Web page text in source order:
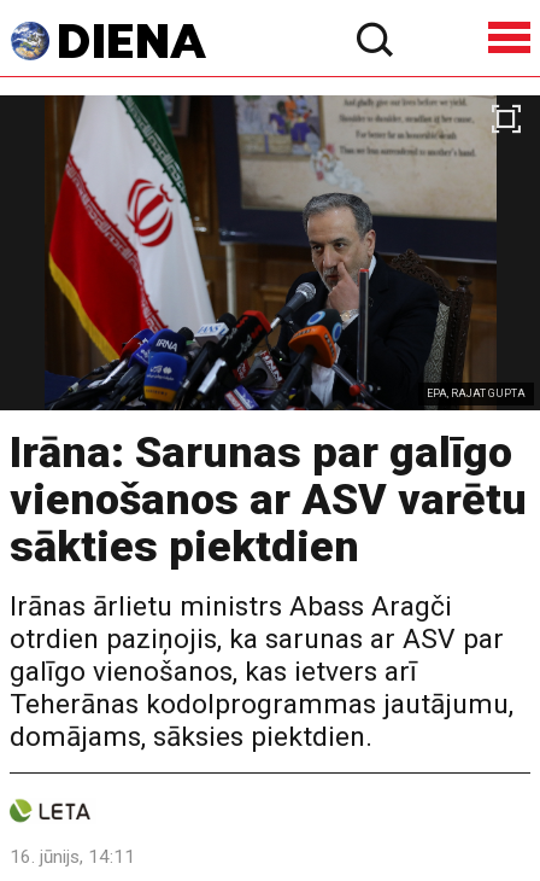
EPA, RAJAT GUPTA
Irāna: Sarunas par galīgo
vienošanos ar ASV varētu
sākties piektdien
Irānas ārlietu ministrs Abass Aragči
otrdien paziņojis, ka sarunas ar ASV par
galīgo vienošanos, kas ietvers arī
Teherānas kodolprogrammas jautājumu,
domājams, sāksies piektdien.
16. jūnijs, 14:11